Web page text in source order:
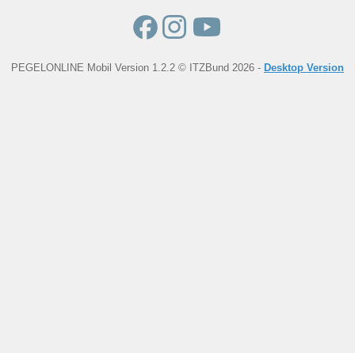
PEGELONLINE Mobil Version 1.2.2 © ITZBund 2026 - Desktop Version